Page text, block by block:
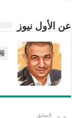
عن الأول نيوز
السابق